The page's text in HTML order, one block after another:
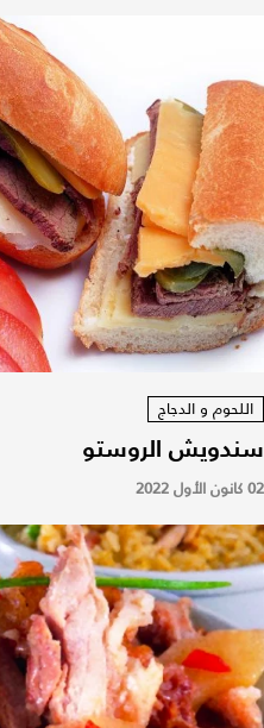
اللحوم و الدجاج
سندويش الروستو
02 كانون الأول 2022